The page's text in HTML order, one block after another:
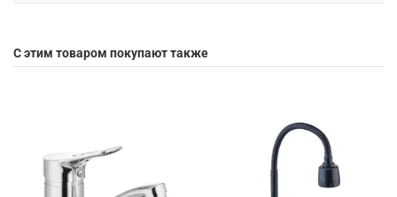
С этим товаром покупают также